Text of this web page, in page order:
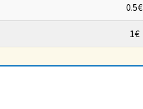
0.5€
1€